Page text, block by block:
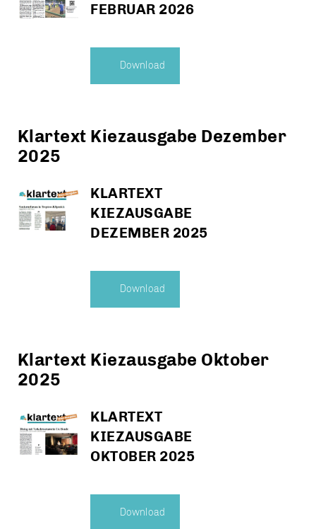
FEBRUAR 2026
Download
Klartext Kiezausgabe Dezember
2025
KLARTEXT
KIEZAUSGABE
DEZEMBER 2025
Download
Klartext Kiezausgabe Oktober
2025
KLARTEXT
KIEZAUSGABE
OKTOBER 2025
Download